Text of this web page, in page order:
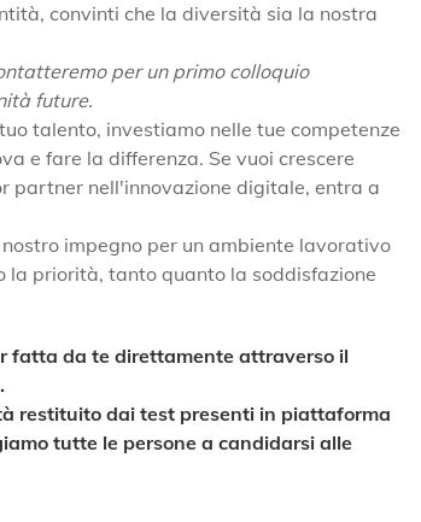
convinti che la diversità sia la nostra
per un primo colloquio
future.
talento, investiamo nelle tue competenze
e fare la differenza. Se vuoi crescere
partner nell'innovazione digitale, entra a
impegno per un ambiente lavorativo
la priorità, tanto quanto la soddisfazione
fatta da te direttamente attraverso il
restituito dai test presenti in piattaforma
tutte le persone a candidarsi alle